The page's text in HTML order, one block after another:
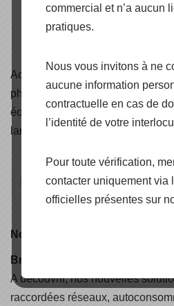
Accédez aux
de nos
photovoltaïques, onduleurs,
éoliennes, solaire thermique,
lampadaires solaire.
Nouveauté
Brochure CAPENERGIE 2025
A découvrir, nos nouvelles
raccordées réseaux,
commercial et n’a aucun
pratiques.
Nous vous invitons à ne
aucune information
contractuelle en cas de
l’identité de votre
Pour toute vérification,
contacter uniquement via
officielles présentes sur